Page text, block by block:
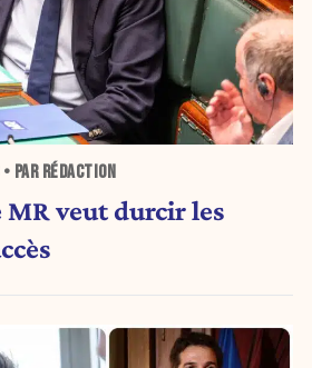
• PAR RÉDACTION
veut durcir les